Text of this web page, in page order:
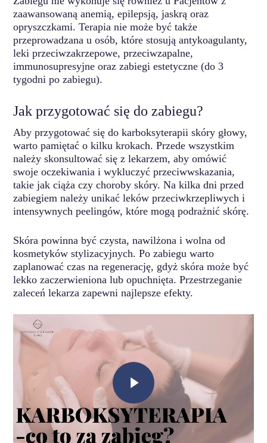
zaawansowaną anemią, epilepsją, jaskrą oraz
opryszczkami. Terapia nie może być także
przeprowadzana u osób, które stosują antykoagulanty,
leki przeciwzakrzepowe, przeciwzapalne,
immunosupresyjne oraz zabiegi estetyczne (do 3
tygodni po zabiegu).
Jak przygotować się do zabiegu?
Aby przygotować się do karboksyterapii skóry głowy,
warto pamiętać o kilku krokach. Przede wszystkim
należy skonsultować się z lekarzem, aby omówić
swoje oczekiwania i wykluczyć przeciwwskazania,
takie jak ciąża czy choroby skóry. Na kilka dni przed
zabiegiem należy unikać leków przeciwkrzepliwych i
intensywnych peelingów, które mogą podrażnić skórę.
Skóra powinna być czysta, nawilżona i wolna od
kosmetyków stylizacyjnych. Po zabiegu warto
zaplanować czas na regenerację, gdyż skóra może być
lekko zaczerwieniona lub opuchnięta. Przestrzeganie
zaleceń lekarza zapewni najlepsze efekty.
Play
Video